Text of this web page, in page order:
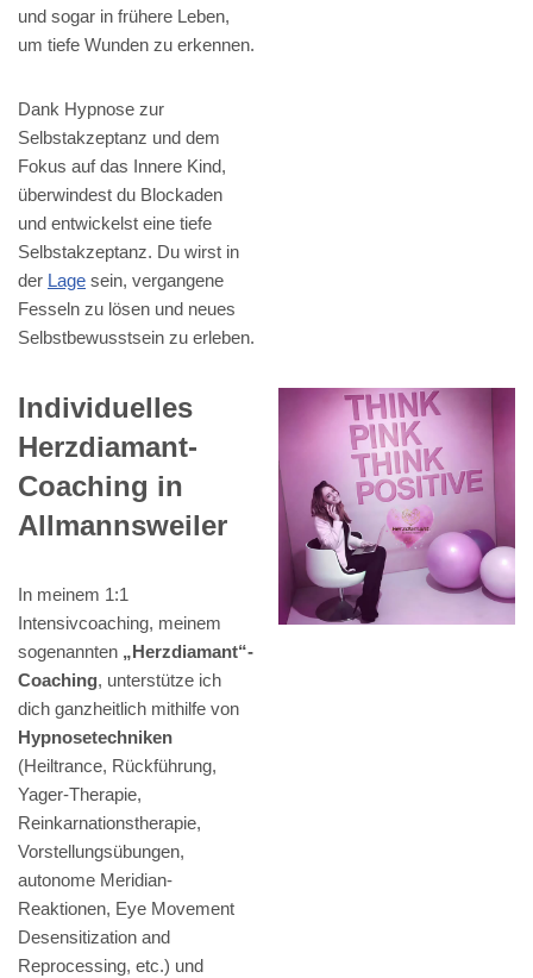
und sogar in frühere Leben,
um tiefe Wunden zu erkennen.
Dank Hypnose zur
Selbstakzeptanz und dem
Fokus auf das Innere Kind,
überwindest du Blockaden
und entwickelst eine tiefe
Selbstakzeptanz. Du wirst in
der Lage sein, vergangene
Fesseln zu lösen und neues
Selbstbewusstsein zu erleben.
Individuelles
Herzdiamant-
Coaching in
Allmannsweiler
In meinem 1:1
Intensivcoaching, meinem
sogenannten „Herzdiamant“-
Coaching, unterstütze ich
dich ganzheitlich mithilfe von
Hypnosetechniken
(Heiltrance, Rückführung,
Yager-Therapie,
Reinkarnationstherapie,
Vorstellungsübungen,
autonome Meridian-
Reaktionen, Eye Movement
Desensitization and
Reprocessing, etc.) und